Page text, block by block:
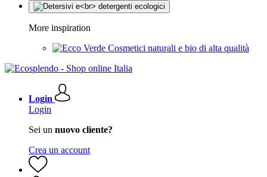
More inspiration
Cosmetici naturali e bio di alta qualità
Login
Login
Sei un nuovo cliente?
Crea un account